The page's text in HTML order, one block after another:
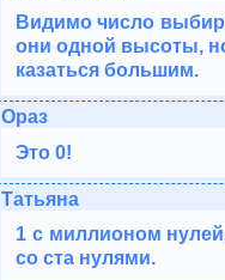
Видимо число
они одной высоты,
казаться большим.
Ораз
Это 0!
Татьяна
1 c миллионом
со ста нулями.